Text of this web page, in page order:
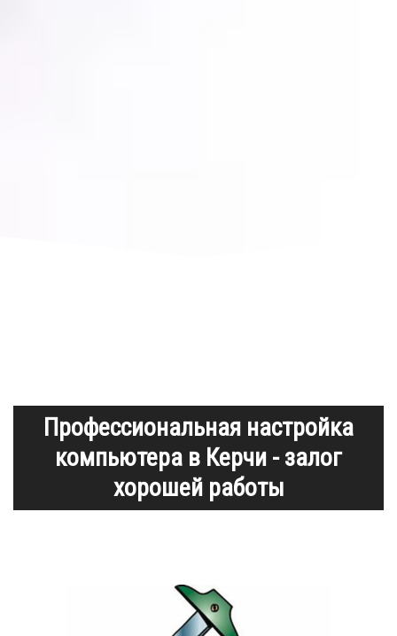
Профессиональная настройка
компьютера в Керчи - залог
хорошей работы